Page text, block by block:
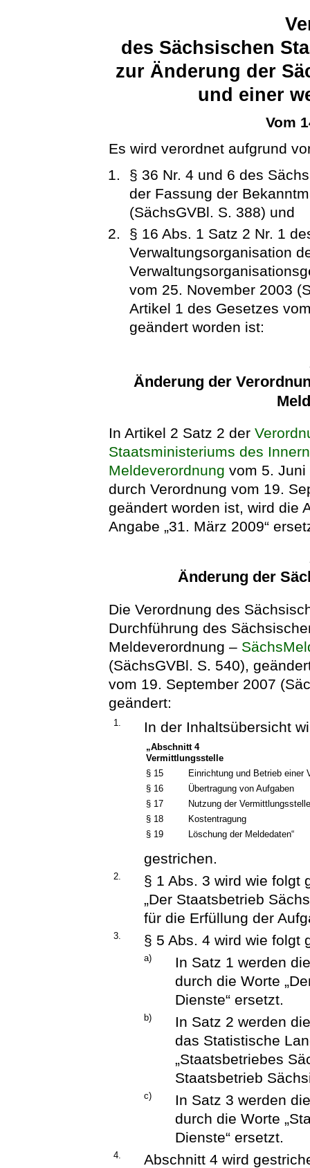
des Sächsischen
zur Änderung der
und einer
Vom
Es wird verordnet aufgrund
§ 36 Nr. 4 und 6 des
der Fassung der
(SächsGVBl. S. 388) und
§ 16 Abs. 1 Satz 2 Nr. 1
Verwaltungsorganisation
vom 25. November 2003
Artikel 1 des Gesetzes
geändert worden ist:
Änderung der
In Artikel 2 Satz 2 der
Staatsministeriums des
Meldeverordnung vom 5. Juni
durch Verordnung vom 19.
geändert worden ist, wird die
Angabe „31. März 2009“
Änderung der
Die Verordnung des
Durchführung des
Meldeverordnung –
(SächsGVBl. S. 540),
vom 19. September 2007
geändert:
1. In der Inhaltsübersicht
„Abschnitt 4
Vermittlungsstelle
§ 15
Einrichtung und Betrieb einer
§ 16
Übertragung von Aufgaben
§ 17
Nutzung der
§ 18
Kostentragung
§ 19
Löschung der Meldedaten“
gestrichen.
2.
§ 1 Abs. 3 wird wie folgt
„Der Staatsbetrieb
für die Erfüllung der
3. § 5 Abs. 4 wird wie folgt
a)
In Satz 1 werden
durch die Worte
Dienste“ ersetzt.
b)
In Satz 2 werden
das Statistische
„Staatsbetriebes
Staatsbetrieb
c)
In Satz 3 werden
durch die Worte
Dienste“ ersetzt.
4. Abschnitt 4 wird